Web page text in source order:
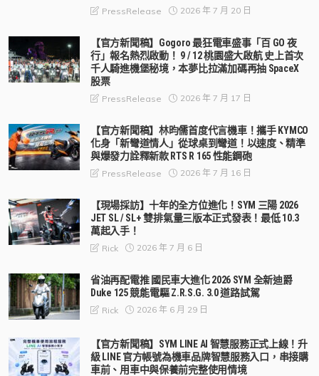
PressRelease 2026 年 7 月 20 日
【官方新聞稿】Gogoro 最狂電車盛事「百 GO 夜
行」報名熱烈啟動！ 9 / 12 桃園盛大啟航 史上首次
千人騎進機堡秘境，本夢比拉滿加碼再抽 SpaceX
股票
PressRelease 2026 年 7 月 17 日
【官方新聞稿】林昀儒首度代言機車！攜手 KYMCO
化身「新彎道情人」從球桌到彎道！以速度、精準
與爆發力詮釋新款 RTS R 165 性能鋼砲
PressRelease 2026 年 7 月 16 日
【現場採訪】十年的全方位進化！SYM 三陽 2026
JET SL / SL+ 雙排氣量三版本正式發表！最低 10.3
萬起入手！
Rick 2026 年 7 月 6 日
省油再配電推 國民車大進化 2026 SYM 全新迪爵
Duke 125 競能電驅 Z.R.S.G. 3.0 道路試駕
Rick 2026 年 6 月 29 日
【官方新聞稿】SYM LINE AI 智慧服務正式上線！升
級 LINE 官方帳號為機車品牌智慧服務入口，串接購
車前、用車中與保養前完整使用情境